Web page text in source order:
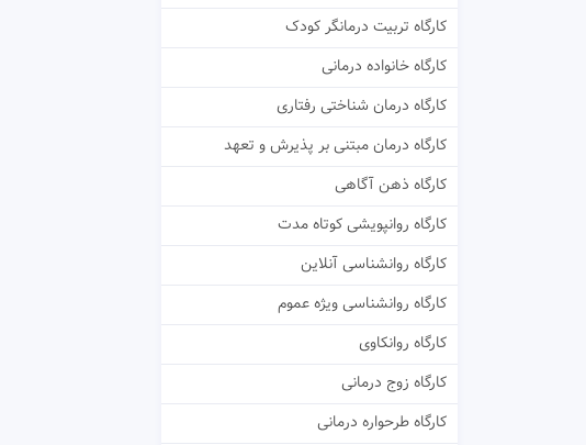
کارگاه تربیت درمانگر کودک
کارگاه خانواده درمانی
کارگاه درمان شناختی رفتاری
کارگاه درمان مبتنی بر پذیرش و تعهد
کارگاه ذهن آگاهی
کارگاه روانپویشی کوتاه مدت
کارگاه روانشناسی آنلاین
کارگاه روانشناسی ویژه عموم
کارگاه روانکاوی
کارگاه زوج درمانی
کارگاه طرحواره درمانی